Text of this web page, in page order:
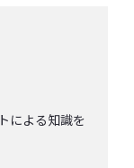
による知識を